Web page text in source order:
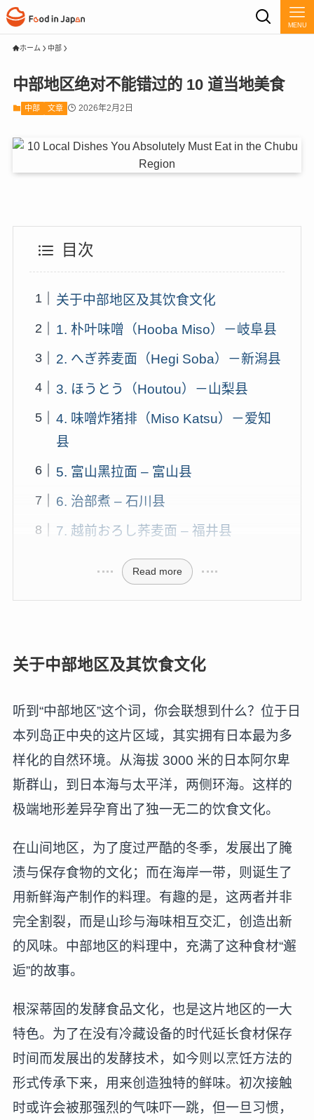
MENU
ホーム 中部
中部地区绝对不能错过的 10 道当地美食
中部 文章 2026年2月2日
目次
关于中部地区及其饮食文化
1. 朴叶味噌（Hooba Miso）－岐阜县
2. へぎ荞麦面（Hegi Soba）－新潟县
3. ほうとう（Houtou）－山梨县
4. 味噌炸猪排（Miso Katsu）－爱知
县
5. 富山黑拉面 – 富山县
6. 治部煮 – 石川县
7. 越前おろし荞麦面 – 福井县
Read more
关于中部地区及其饮食文化
听到“中部地区”这个词，你会联想到什么？位于日
本列岛正中央的这片区域，其实拥有日本最为多
样化的自然环境。从海拔 3000 米的日本阿尔卑
斯群山，到日本海与太平洋，两侧环海。这样的
极端地形差异孕育出了独一无二的饮食文化。
在山间地区，为了度过严酷的冬季，发展出了腌
渍与保存食物的文化；而在海岸一带，则诞生了
用新鲜海产制作的料理。有趣的是，这两者并非
完全割裂，而是山珍与海味相互交汇，创造出新
的风味。中部地区的料理中，充满了这种食材“邂
逅”的故事。
根深蒂固的发酵食品文化，也是这片地区的一大
特色。为了在没有冷藏设备的时代延长食材保存
时间而发展出的发酵技术，如今则以烹饪方法的
形式传承下来，用来创造独特的鲜味。初次接触
时或许会被那强烈的气味吓一跳，但一旦习惯，